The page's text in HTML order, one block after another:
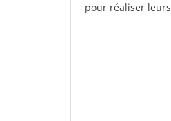
pour réaliser